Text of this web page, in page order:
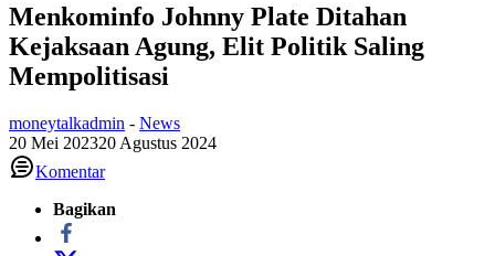
Menkominfo Johnny Plate Ditahan
Kejaksaan Agung, Elit Politik Saling
Mempolitisasi
moneytalkadmin - News
20 Mei 202320 Agustus 2024
Komentar
Bagikan